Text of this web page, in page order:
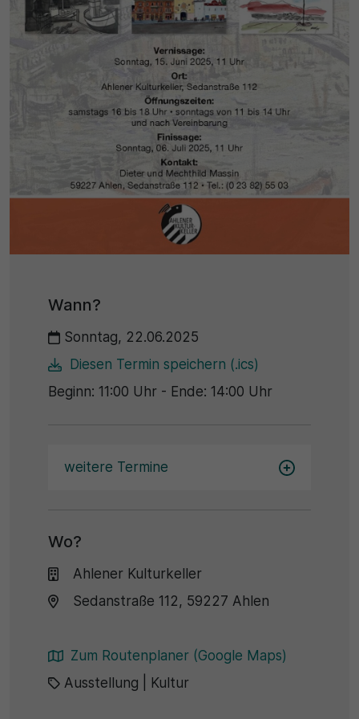
Wann?
Sonntag, 22.06.2025
Diesen Termin speichern (.ics)
Beginn: 11:00 Uhr - Ende: 14:00 Uhr
weitere Termine
Wo?
Ahlener Kulturkeller
Sedanstraße 112, 59227 Ahlen
Zum Routenplaner (Google Maps)
Ausstellung
Kultur
Name
SgCookieOptin.lastPreferences
Cookie Consent / Ahlen
Dieser Wert speichert Ihre Consent-Einstellungen.
Einstellungen, falls der Webseiten-Betreiber dies
Matomo
Zweck
Wird für statistische Zwecke verwendet, um Details
wie die eindeutige Besucher-ID zu speichern.
_pk_ses\..*$
Laufzeit
30 Minuten
Wird für statistische Zwecke verwendet, um
vorübergehende Daten des Besuchs zu speichern.